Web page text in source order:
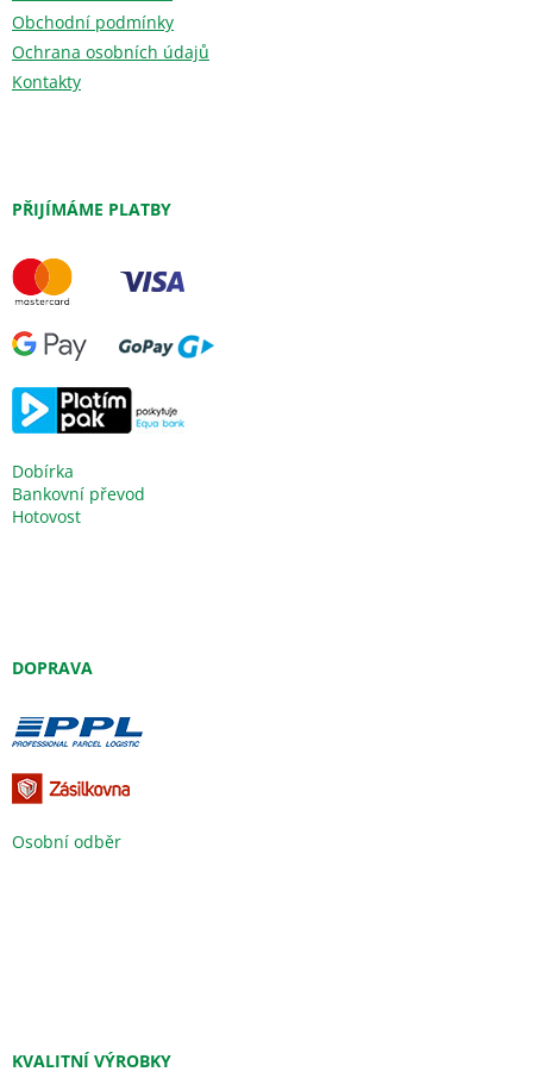
Obchodní podmínky
Ochrana osobních údajů
Kontakty
PŘIJÍMÁME PLATBY
Dobírka
Bankovní převod
Hotovost
DOPRAVA
Osobní odběr
KVALITNÍ VÝROBKY